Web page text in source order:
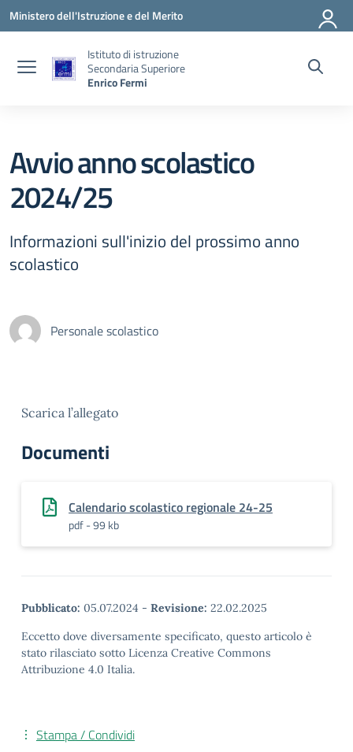
Vai ai contenuti
Vai al menu di navigazione
Vai al footer
Ministero dell'Istruzione e del Merito
Istituto di istruzione
Secondaria Superiore
Enrico Fermi
Avvio anno scolastico
2024/25
Informazioni sull'inizio del prossimo anno
scolastico
Personale scolastico
Scarica l’allegato
Documenti
Calendario scolastico regionale 24-25
pdf - 99 kb
Pubblicato: 05.07.2024 - Revisione: 22.02.2025
Eccetto dove diversamente specificato, questo articolo è
stato rilasciato sotto Licenza Creative Commons
Attribuzione 4.0 Italia.
Stampa / Condividi